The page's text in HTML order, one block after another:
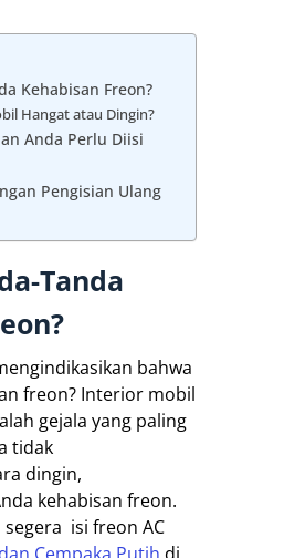
Kehabisan Freon?
Hangat atau Dingin?
Anda Perlu Diisi
Pengisian Ulang
Tanda
bahwa
freon? Interior mobil
gejala yang paling
tidak
dingin,
kehabisan freon.
segera isi freon AC